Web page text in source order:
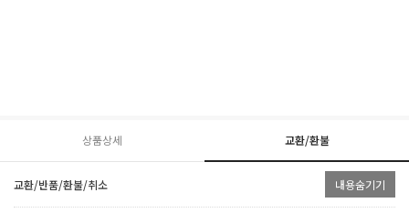
상품상세 교환/환불
교환/반품/환불/취소 내용숨기기